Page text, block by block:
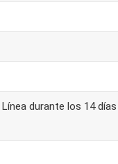
durante los 14 días